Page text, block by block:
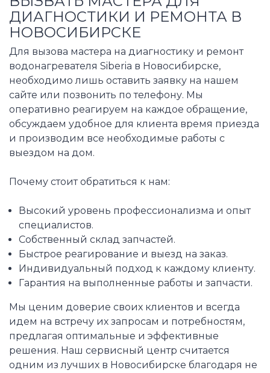
ДИАГНОСТИКИ И РЕМОНТА В
НОВОСИБИРСКЕ
Для вызова мастера на диагностику и ремонт
водонагревателя Siberia в Новосибирске,
необходимо лишь оставить заявку на нашем
сайте или позвонить по телефону. Мы
оперативно реагируем на каждое обращение,
обсуждаем удобное для клиента время приезда
и производим все необходимые работы с
выездом на дом.
Почему стоит обратиться к нам:
Высокий уровень профессионализма и опыт
специалистов.
Собственный склад запчастей.
Быстрое реагирование и выезд на заказ.
Индивидуальный подход к каждому клиенту.
Гарантия на выполненные работы и запчасти.
Мы ценим доверие своих клиентов и всегда
идем на встречу их запросам и потребностям,
предлагая оптимальные и эффективные
решения. Наш сервисный центр считается
одним из лучших в Новосибирске благодаря не